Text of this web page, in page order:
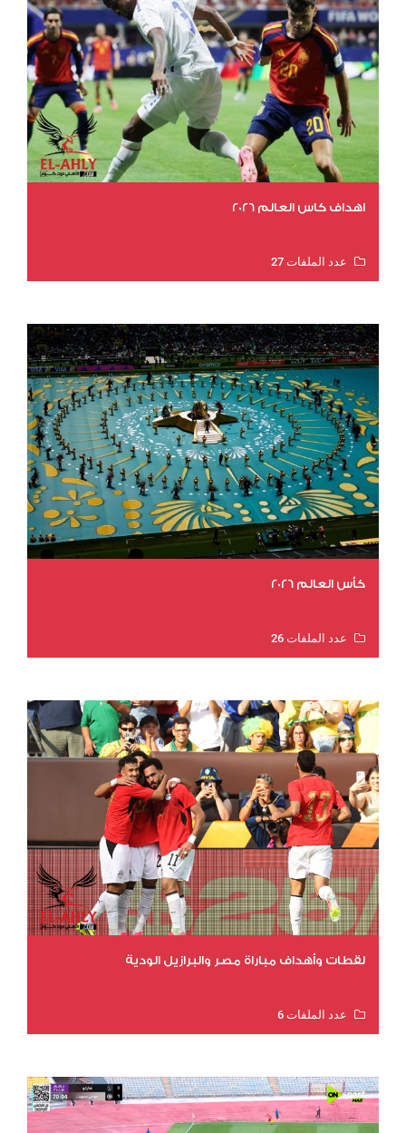
اهداف كاس العالم 2026
عدد الملفات 27
كأس العالم 2026
عدد الملفات 26
لقطات وأهداف مباراة مصر والبرازيل الودية
عدد الملفات 6